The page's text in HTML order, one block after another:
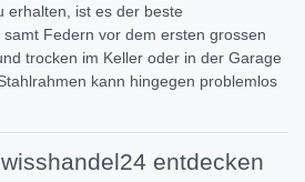
erhalten, ist es der beste
Federn vor dem ersten grossen
trocken im Keller oder in der Garage
kann hingegen problemlos
entdecken